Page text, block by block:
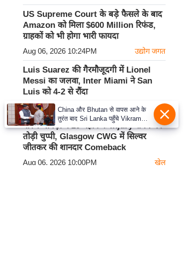
US Supreme Court के बड़े फैसले के बाद
Amazon को मिला $600 Million रिफंड,
ग्राहकों को भी होगा भारी फायदा
Aug 06, 2026 10:24PM उद्योग जगत
Luis Suarez की गैरमौजूदगी में Lionel
Messi का जलवा, Inter Miami ने San
Luis को 4-2 से रौंदा
Aug 06, 2026 10:11PM खेल
नीरज चोपड़ा ने 10 महीने के Injury संघर्ष पर
तोड़ी चुप्पी, Glasgow CWG में सिल्वर
जीतकर की शानदार Comeback
Aug 06, 2026 10:00PM खेल
China और Bhutan से वापस आने के
तुरंत बाद Sri Lanka पहुँचे Vikram
Misri, भारत के जबरदस्त दाँव से दुनिया
हुई हैरान